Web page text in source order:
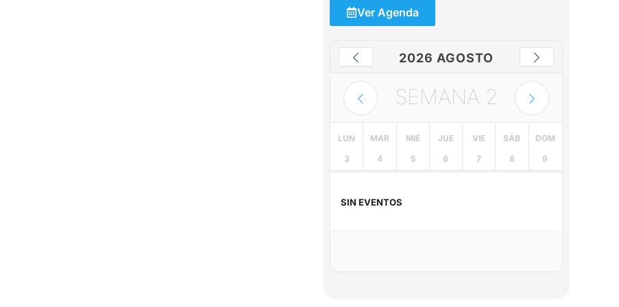
Ver Agenda
2026 AGOSTO
SEMANA 2
LUN
3
MAR
4
MIÉ
5
JUE
6
VIE
7
SÁB
8
DOM
9
SIN EVENTOS